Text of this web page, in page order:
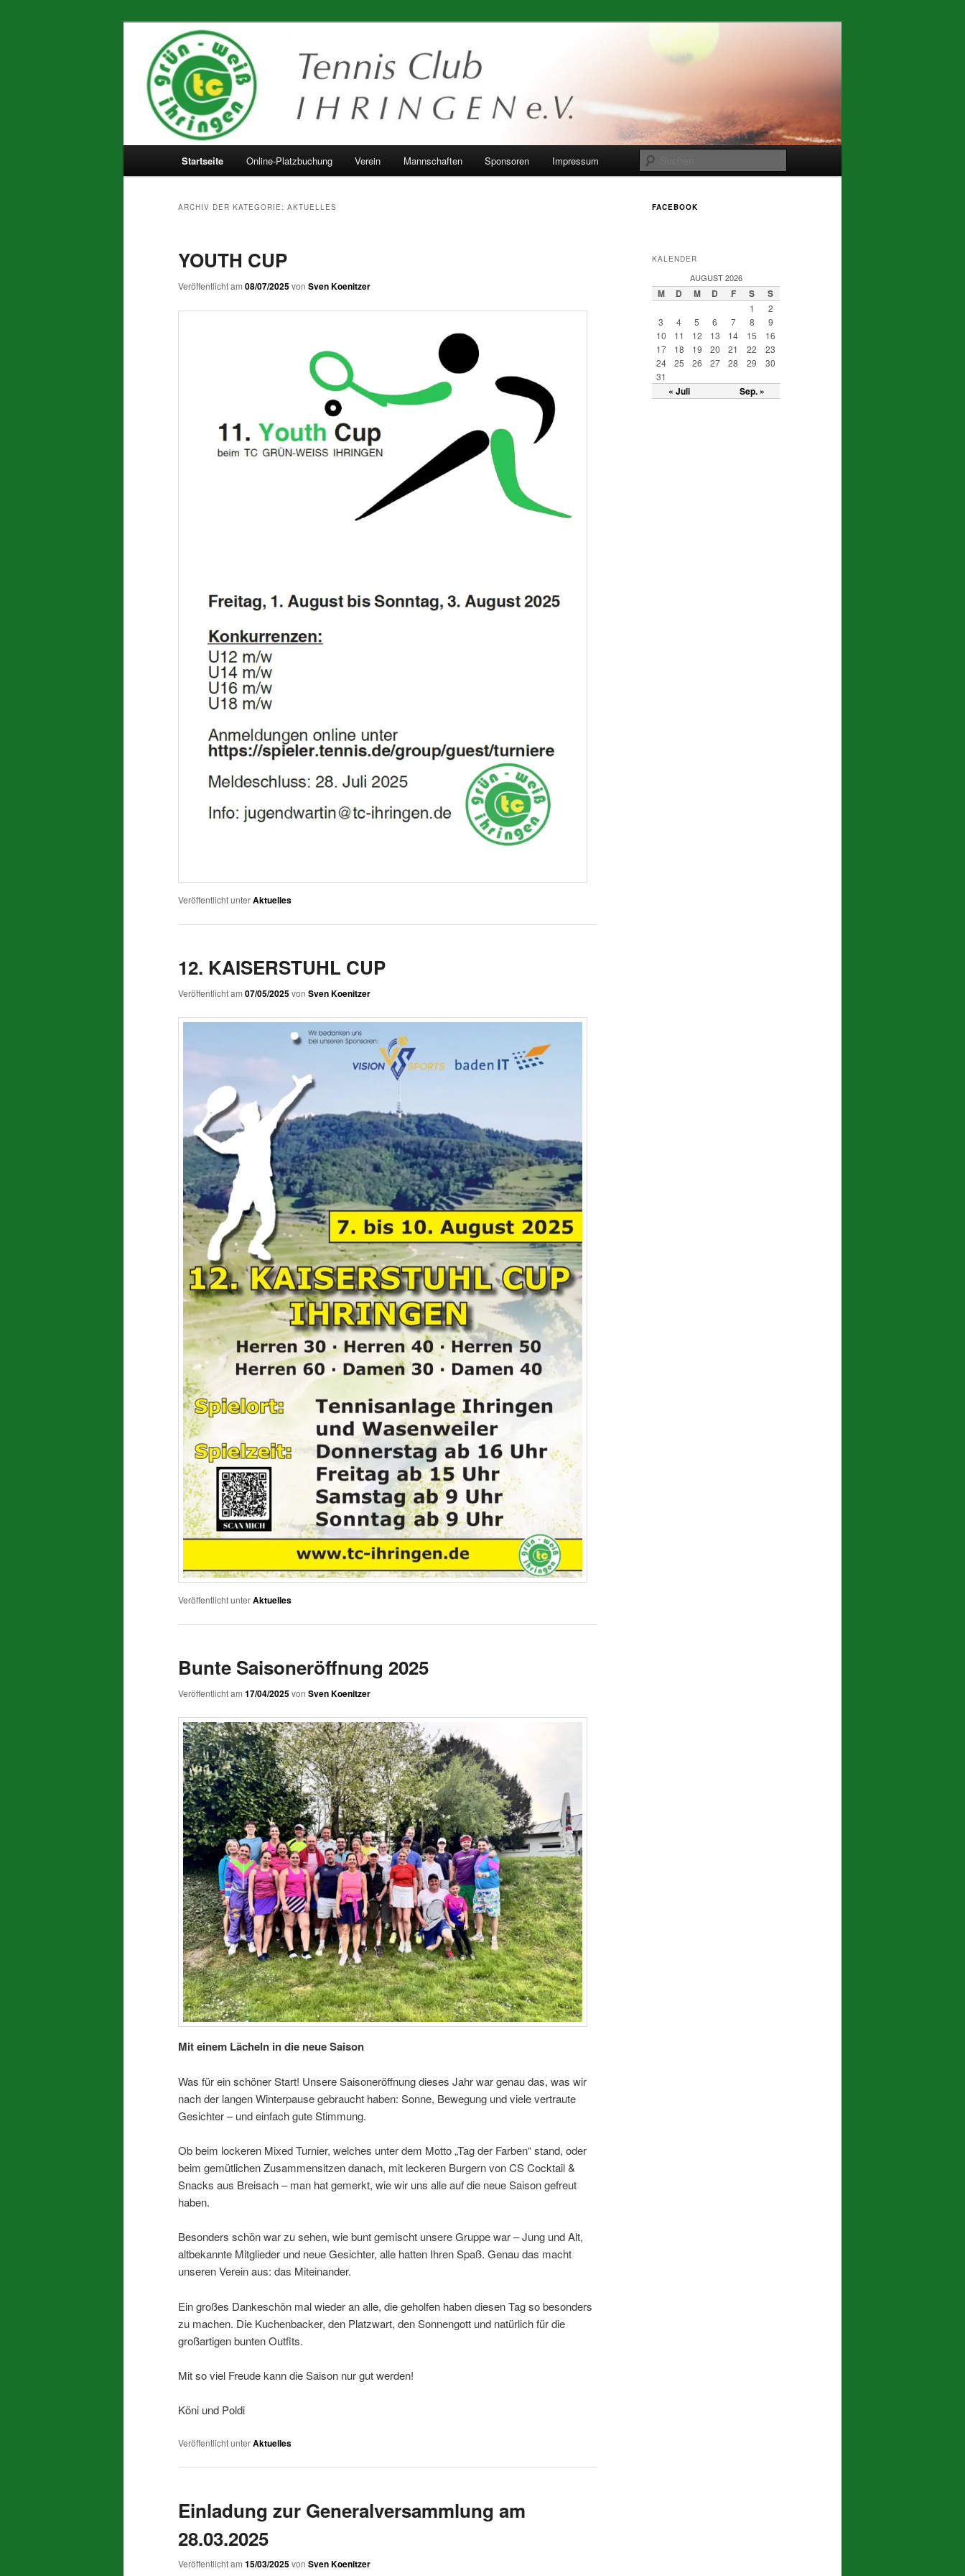
Startseite Online-Platzbuchung Verein Mannschaften Sponsoren Impressum
ARCHIV DER KATEGORIE: AKTUELLES
YOUTH CUP
Veröffentlicht am 08/07/2025von Sven Koenitzer
Veröffentlicht unterAktuelles
12. KAISERSTUHL CUP
Veröffentlicht am 07/05/2025von Sven Koenitzer
Veröffentlicht unterAktuelles
Bunte Saisoneröffnung 2025
Veröffentlicht am 17/04/2025von Sven Koenitzer
Mit einem Lächeln in die neue Saison
Was für ein schöner Start! Unsere Saisoneröffnung dieses Jahr war genau das, was wir
nach der langen Winterpause gebraucht haben: Sonne, Bewegung und viele vertraute
Gesichter – und einfach gute Stimmung.
Ob beim lockeren Mixed Turnier, welches unter dem Motto „Tag der Farben“ stand, oder
beim gemütlichen Zusammensitzen danach, mit leckeren Burgern von CS Cocktail &
Snacks aus Breisach – man hat gemerkt, wie wir uns alle auf die neue Saison gefreut
haben.
Besonders schön war zu sehen, wie bunt gemischt unsere Gruppe war – Jung und Alt,
altbekannte Mitglieder und neue Gesichter, alle hatten Ihren Spaß. Genau das macht
unseren Verein aus: das Miteinander.
Ein großes Dankeschön mal wieder an alle, die geholfen haben diesen Tag so besonders
zu machen. Die Kuchenbacker, den Platzwart, den Sonnengott und natürlich für die
großartigen bunten Outfits.
Mit so viel Freude kann die Saison nur gut werden!
Köni und Poldi
Veröffentlicht unterAktuelles
Einladung zur Generalversammlung am
28.03.2025
Veröffentlicht am 15/03/2025von Sven Koenitzer
FACEBOOK
KALENDER
AUGUST 2026
M D M D F S S
1
2
3
4 5 6 7 8
9
10
11 12 13 14 15
16
17
18 19 20 21 22
23
24
25 26 27 28 29
30
31
« Juli Sep. »